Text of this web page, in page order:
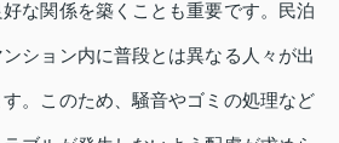
な関係を築くことも重要です。民泊
ション内に普段とは異なる人々が出
。このため、騒音やゴミの処理など